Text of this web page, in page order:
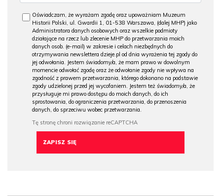
Oświadczam, że wyrażam zgodę oraz upoważniam Muzeum
Historii Polski, ul. Gwardii 1, 01-538 Warszawa, (dalej MHP) jako
Administratora danych osobowych oraz wszelkie podmioty
działające na rzecz lub zlecenie MHP do przetwarzania moich
danych osob. (e-mail) w zakresie i celach niezbędnych do
otrzymywania newslettera dzieje.pl od dnia wyrażenia tej zgody do
jej odwołania. Jestem świadomy/a, że mam prawo w dowolnym
momencie odwołać zgodę oraz że odwołanie zgody nie wpływa na
zgodność z prawem przetwarzania, którego dokonano na podstawie
zgody udzielonej przed jej wycofaniem. Jestem też świadomy/a, że
przysługuje mi prawo dostępu do moich danych, do ich
sprostowania, do ograniczenia przetwarzania, do przenoszenia
danych, do sprzeciwu wobec przetwarzania.